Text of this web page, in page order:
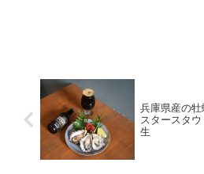
兵庫県産の
スタースタ
生